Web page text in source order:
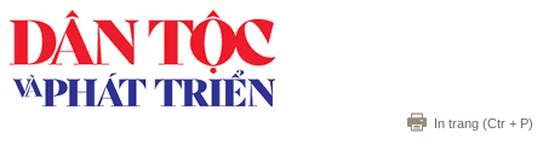
In trang (Ctr + P)